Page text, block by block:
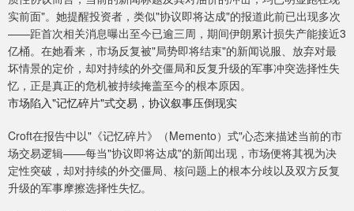
实前面"。她提醒投资者，类似"协议即将达成"的报道此前已出现多次
——距首次相关消息曝出至今已逾三周，期间伊朗累计损失产能接近3
亿桶。在她看来，市场反复被"局势即将结束"的新闻说服、放弃对最
坏情景的定价，却对持续的外交僵局和反复升级的军事冲突选择性失
忆，正是真正的危机被持续掩盖至今的根本原因。
市场陷入"记忆碎片"式交易，协议叙事压倒现实
Croft在报告中以"《记忆碎片》（Memento）式"心态来描述当前的市
场交易逻辑——每当"协议即将达成"的新闻出现，市场便将其视为决
定性突破，却对持续的外交僵局、核问题上的根本分歧以及双方反复
升级的军事摩擦选择性失忆。